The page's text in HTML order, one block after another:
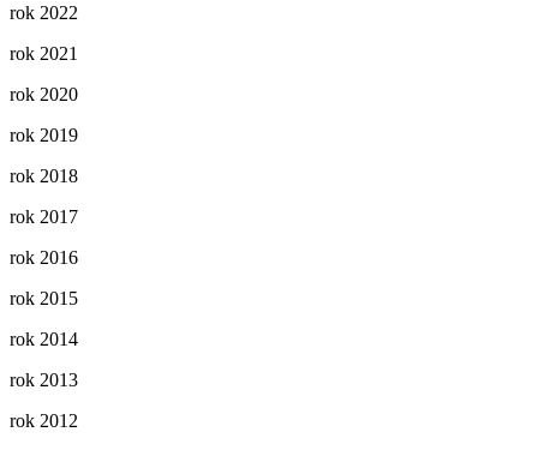
rok 2022
rok 2021
rok 2020
rok 2019
rok 2018
rok 2017
rok 2016
rok 2015
rok 2014
rok 2013
rok 2012